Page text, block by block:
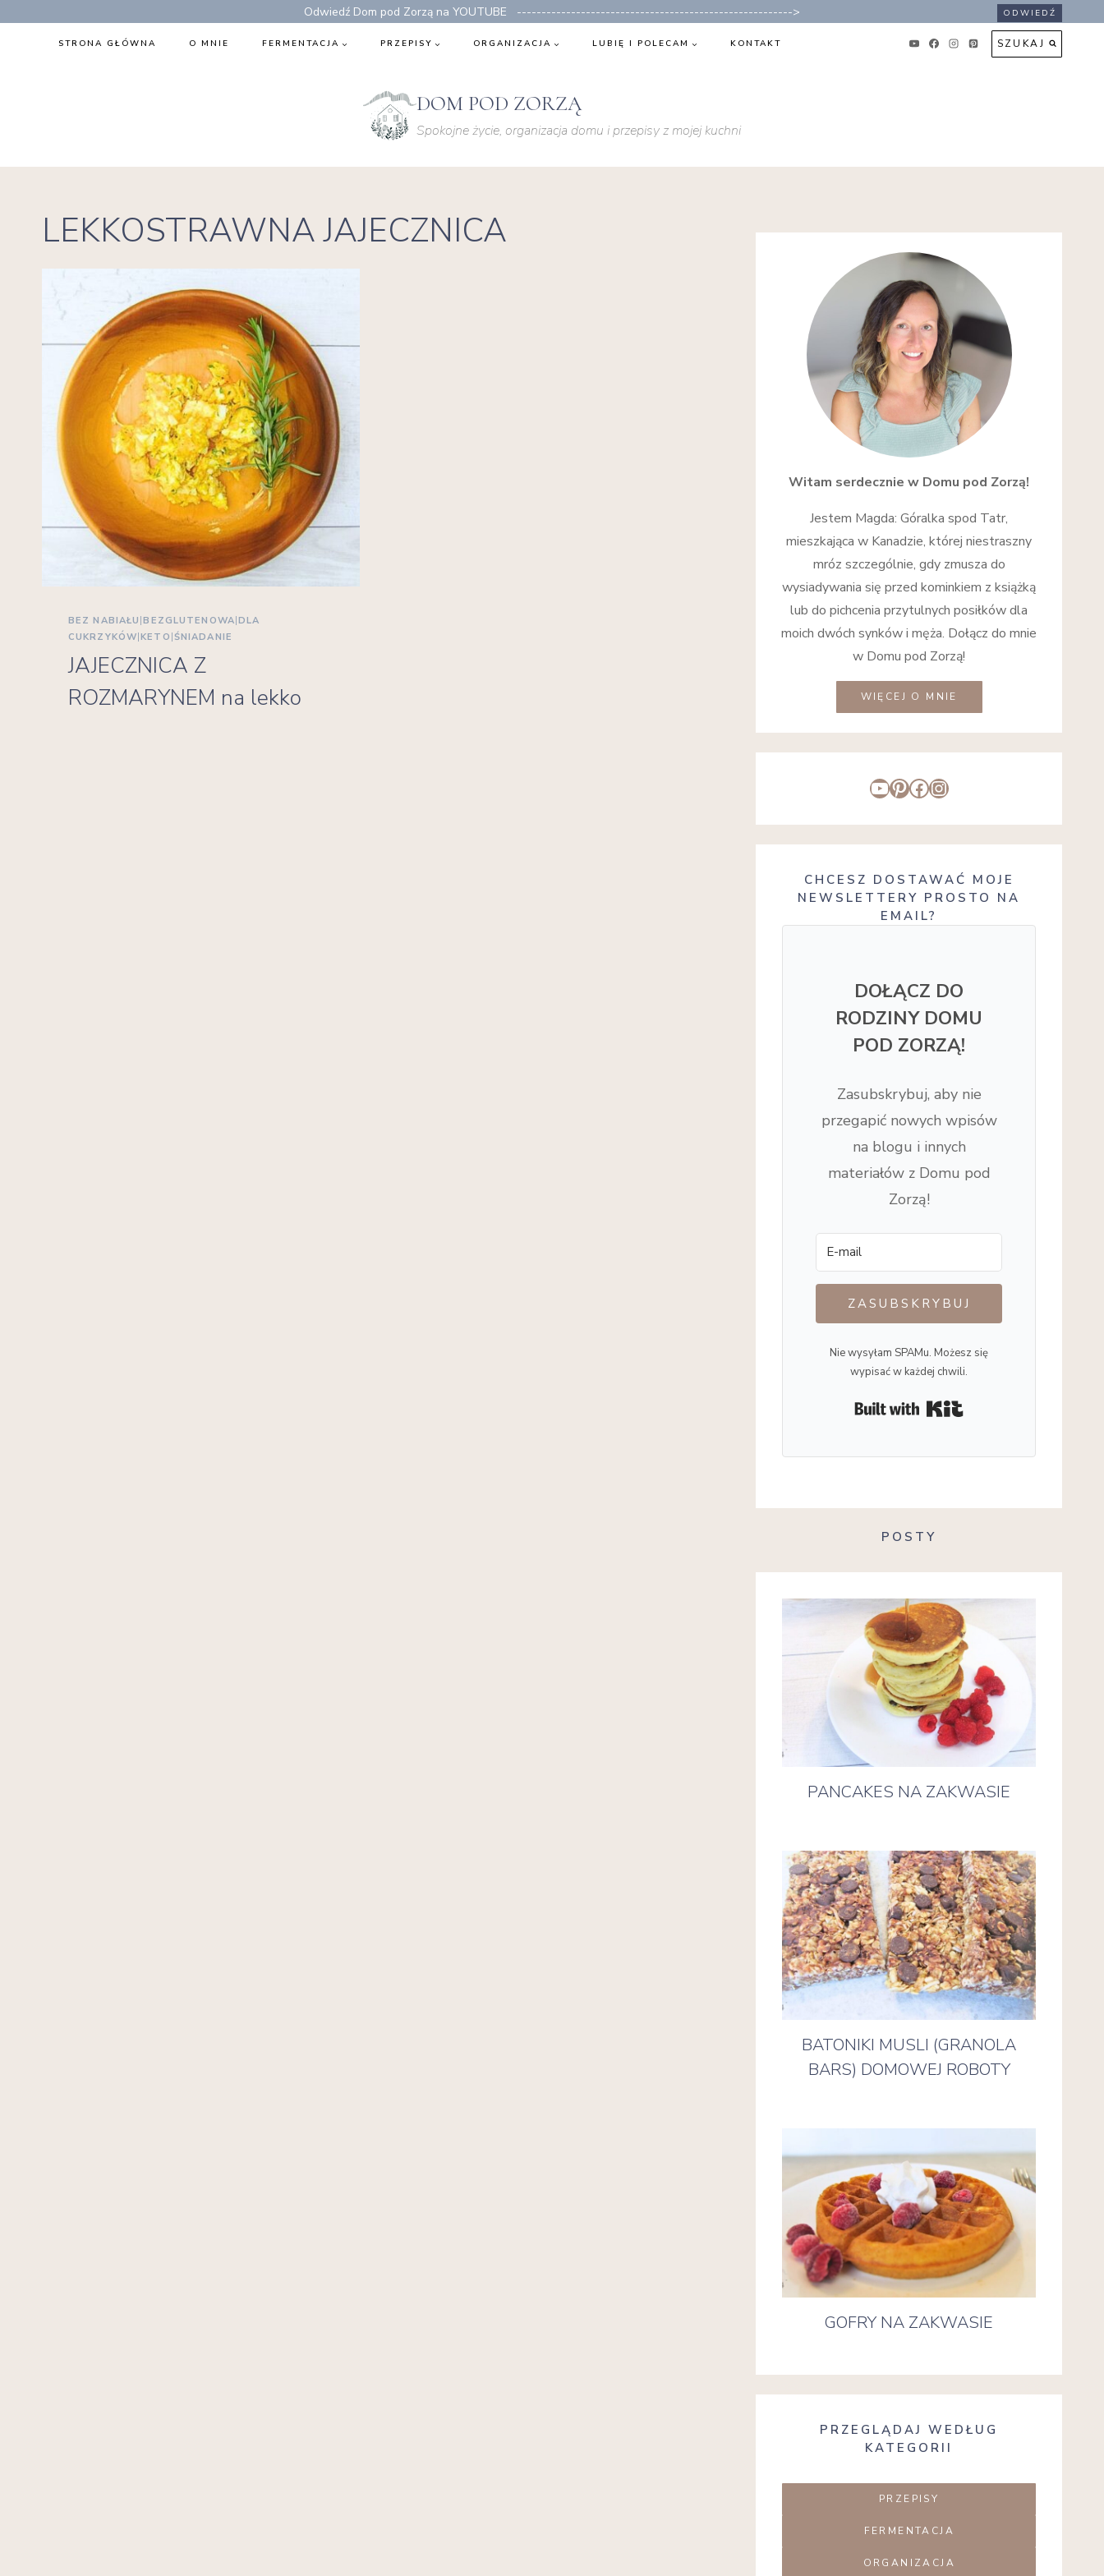
Odwiedź Dom pod Zorzą na YOUTUBE --------------------------------------------------------> ODWIEDŹ
STRONA GŁÓWNA O MNIE FERMENTACJA PRZEPISY ORGANIZACJA LUBIĘ I POLECAM KONTAKT SZUKAJ
DOM POD ZORZĄ
Spokojne życie, organizacja domu i przepisy z mojej kuchni
LEKKOSTRAWNA JAJECZNICA
BEZ NABIAŁU |BEZGLUTENOWA|DLA
CUKRZYKÓW|KETO |ŚNIADANIE
JAJECZNICA Z
ROZMARYNEM na lekko
Witam serdecznie w Domu pod Zorzą!
Jestem Magda: Góralka spod Tatr,
mieszkająca w Kanadzie, której niestraszny
mróz szczególnie, gdy zmusza do
wysiadywania się przed kominkiem z książką
lub do pichcenia przytulnych posiłków dla
moich dwóch synków i męża. Dołącz do mnie
w Domu pod Zorzą!
WIĘCEJ O MNIE
YouTube
Pinterest
Facebook
Instagram
CHCESZ DOSTAWAĆ MOJE
NEWSLETTERY PROSTO NA
EMAIL?
DOŁĄCZ DO
RODZINY DOMU
POD ZORZĄ!
Zasubskrybuj, aby nie
przegapić nowych wpisów
na blogu i innych
materiałów z Domu pod
Zorzą!
ZASUBSKRYBUJ
Nie wysyłam SPAMu. Możesz się
wypisać w każdej chwili.
POSTY
PANCAKES NA ZAKWASIE
BATONIKI MUSLI (GRANOLA
BARS) DOMOWEJ ROBOTY
GOFRY NA ZAKWASIE
PRZEGLĄDAJ WEDŁUG
KATEGORII
PRZEPISY
FERMENTACJA
ORGANIZACJA